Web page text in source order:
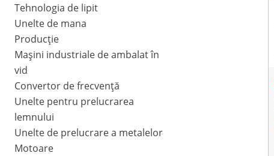
Tehnologia de lipit
Unelte de mana
Producție
Mașini industriale de ambalat în
vid
Convertor de frecvență
Unelte pentru prelucrarea
lemnului
Unelte de prelucrare a metalelor
Motoare